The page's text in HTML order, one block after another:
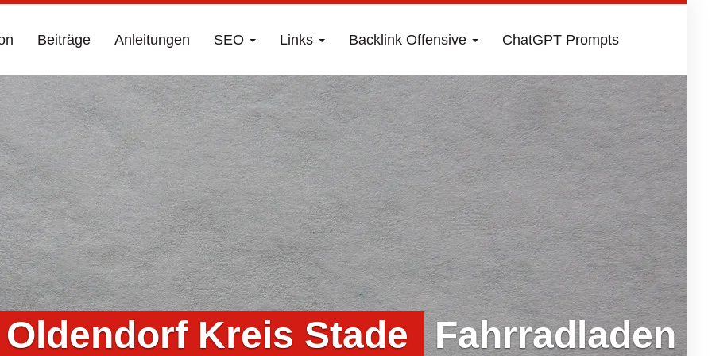
Beiträge Anleitungen SEO Links Backlink Offensive ChatGPT Prompts
Oldendorf Kreis Stade Fahrradladen